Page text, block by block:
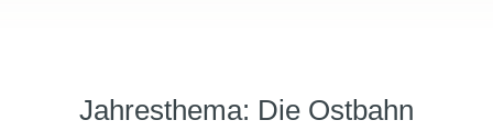
Jahresthema: Die Ostbahn